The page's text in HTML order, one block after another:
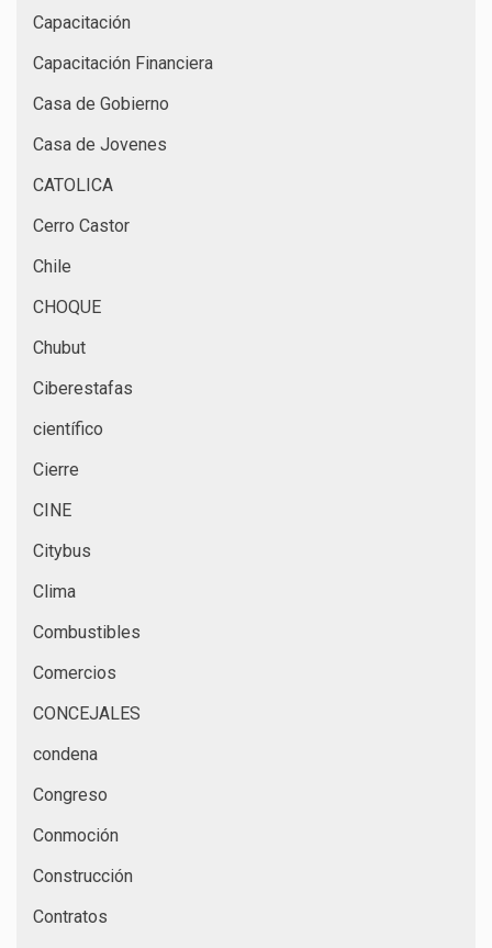
Capacitación
Capacitación Financiera
Casa de Gobierno
Casa de Jovenes
CATOLICA
Cerro Castor
Chile
CHOQUE
Chubut
Ciberestafas
científico
Cierre
CINE
Citybus
Clima
Combustibles
Comercios
CONCEJALES
condena
Congreso
Conmoción
Construcción
Contratos